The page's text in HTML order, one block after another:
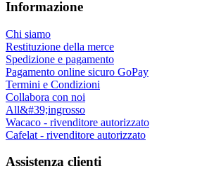
Informazione
Chi siamo
Restituzione della merce
Spedizione e pagamento
Pagamento online sicuro GoPay
Termini e Condizioni
Collabora con noi
All&#39;ingrosso
Wacaco - rivenditore autorizzato
Cafelat - rivenditore autorizzato
Assistenza clienti